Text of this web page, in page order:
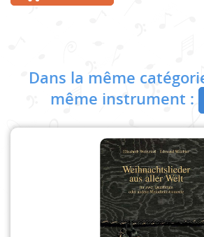
Dans la même
même instrument :